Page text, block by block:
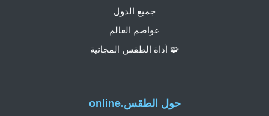
حول الطقس.online
جميع الدول
عواصم العالم
🧩 أداة الطقس المجانية